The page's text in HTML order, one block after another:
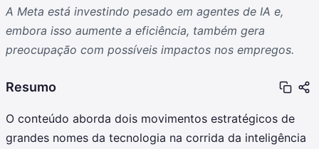
A Meta está investindo pesado em agentes de IA e,
embora isso aumente a eficiência, também gera
preocupação com possíveis impactos nos empregos.
Resumo
O conteúdo aborda dois movimentos estratégicos de
grandes nomes da tecnologia na corrida da inteligência